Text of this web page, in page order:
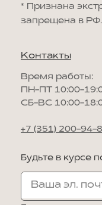
* Признана
запрещена в РФ.
Контакты
Время работы:
ПН-ПТ 10:00-
СБ-ВС 10:00-
+7 (351) 200-94-
Будьте в курсе